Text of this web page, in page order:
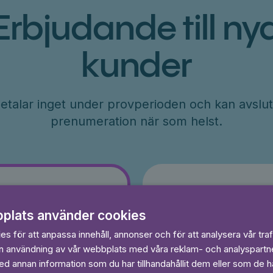
till
kunder
inget under provperioden och kan
prenumeration när som helst.
71 kr/månad
Betalas per år, 849 kr/år
Prova 7 dagar gratis
använder cookies
för att anpassa innehåll, annonser och för att analysera vår
användning av vår webbplats med våra reklam- och
annan information som du har tillhandahållit dem eller som de